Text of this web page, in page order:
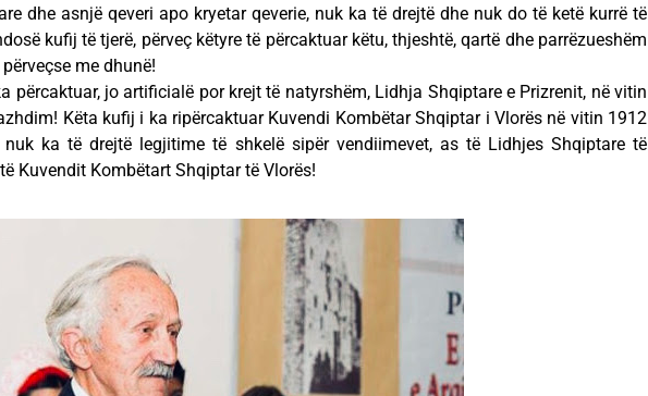
dhe asnjë qeveri apo kryetar qeverie, nuk ka të drejtë dhe nuk do të ketë kurrë të
kufij të tjerë, përveç këtyre të përcaktuar këtu, thjeshtë, qartë dhe parrëzueshëm
me dhunë!
përcaktuar, jo artificialë por krejt të natyrshëm, Lidhja Shqiptare e Prizrenit, në vitin
Këta kufij i ka ripërcaktuar Kuvendi Kombëtar Shqiptar i Vlorës në vitin 1912
ka të drejtë legjitime të shkelë sipër vendiimevet, as të Lidhjes Shqiptare të
Kuvendit Kombëtart Shqiptar të Vlorës!